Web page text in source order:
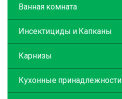
Ванная комната
Инсектициды и Капканы
Карнизы
Кухонные принадлежности